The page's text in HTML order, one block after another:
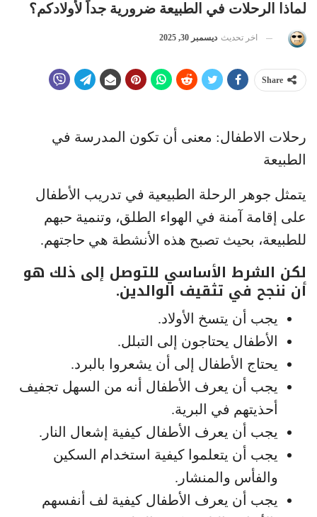
لماذا الرحلات في الطبيعة ضرورية جداً لأولادكم؟
اخر تحديث ديسمبر 30, 2025
Share
رحلات الاطفال: معنى أن تكون المدرسة في
الطبيعة
يتمثل جوهر الرحلة الطبيعية في تدريب الأطفال
على إقامة آمنة في الهواء الطلق، وتنمية حبهم
للطبيعة، بحيث تصبح هذه الأنشطة هي حاجتهم.
لكن الشرط الأساسي للتوصل إلى ذلك هو
أن ننجح في تثقيف الوالدين.
يجب أن يتسخ الأولاد.
الأطفال يحتاجون إلى التبلل.
يحتاج الأطفال إلى أن يشعروا بالبرد.
يجب أن يعرف الأطفال أنه من السهل تجفيف
أحذيتهم في البرية.
يجب أن يعرف الأطفال كيفية إشعال النار.
يجب أن يتعلموا كيفية استخدام السكين
والفأس والمنشار.
يجب أن يعرف الأطفال كيفية لف أنفسهم